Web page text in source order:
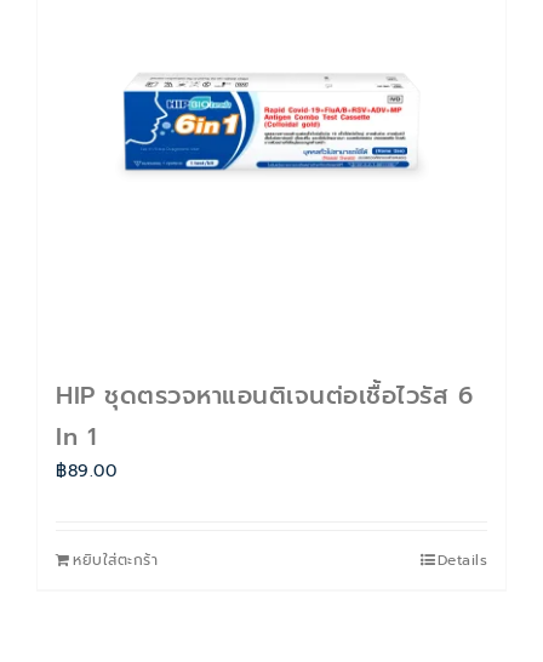
HIP ชุดตรวจหาแอนติเจนต่อเชื้อไวรัส 6
In 1
฿89.00
หยิบใส่ตะกร้า Details